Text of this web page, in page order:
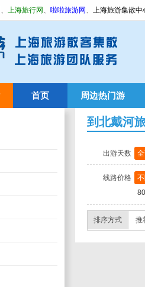
、 上海旅行网 、 啦啦旅游网 、 上海旅游集散中
首页 周边热门游
到北戴河
出游天数
线路价格
排序方式 推